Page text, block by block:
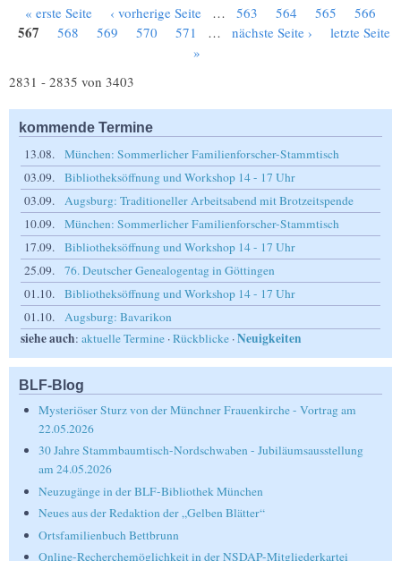
Seiten
« erste Seite ‹ vorherige Seite … 563 564 565 566
567 568 569 570 571 … nächste Seite ›
letzte Seite
»
2831 - 2835 von 3403
kommende Termine
13.08.
München: Sommerlicher Familienforscher-Stammtisch
03.09.
Bibliotheksöffnung und Workshop 14 - 17 Uhr
03.09.
Augsburg: Traditioneller Arbeitsabend mit Brotzeitspende
10.09.
München: Sommerlicher Familienforscher-Stammtisch
17.09.
Bibliotheksöffnung und Workshop 14 - 17 Uhr
25.09.
76. Deutscher Genealogentag in Göttingen
01.10.
Bibliotheksöffnung und Workshop 14 - 17 Uhr
01.10.
Augsburg: Bavarikon
siehe auch: aktuelle Termine ·Rückblicke ·Neuigkeiten
BLF-Blog
Mysteriöser Sturz von der Münchner Frauenkirche - Vortrag am
22.05.2026
30 Jahre Stammbaumtisch-Nordschwaben - Jubiläumsausstellung
am 24.05.2026
Neuzugänge in der BLF-Bibliothek München
Neues aus der Redaktion der „Gelben Blätter“
Ortsfamilienbuch Bettbrunn
Online-Recherchemöglichkeit in der NSDAP-Mitgliederkartei